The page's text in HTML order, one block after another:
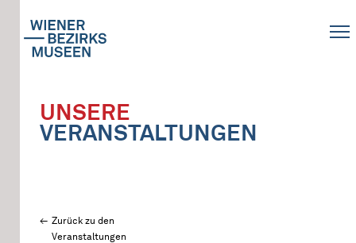
UNSERE
VERANSTALTUNGEN
Zurück zu den
Veranstaltungen